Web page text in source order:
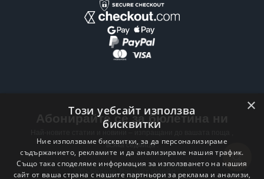
Абонирайте се за бюлетина ни
всяка седмица .
Email address
×
Този уебсайт използва
бисквитки
Ние използваме бисквитки, за да персонализираме
съдържанието, рекламите и да анализираме нашия трафик.
Също така споделяме информация за използването на нашия
сайт от ваша страна с нашите партньори за реклама и анализи,